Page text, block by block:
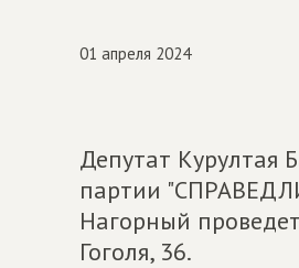
01 апреля 2024
Депутат Курултая
партии
Нагорный
Гоголя, 36.